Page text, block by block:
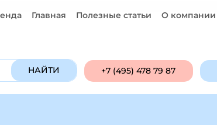
Главная Полезные статьи О компании
НАЙТИ +7 (495) 478 79 87